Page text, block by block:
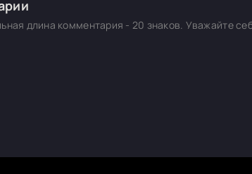
длина комментария - 20 знаков. Уважайте